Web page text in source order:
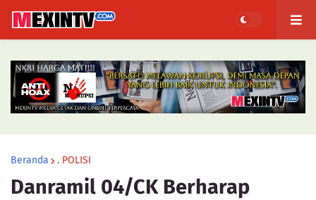
Beranda . POLISI
Danramil 04/CK Berharap